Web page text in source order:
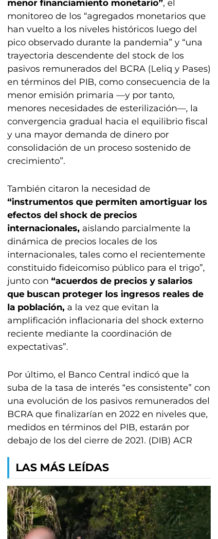
menor financiamiento monetario”, el
monitoreo de los “agregados monetarios que
han vuelto a los niveles históricos luego del
pico observado durante la pandemia” y “una
trayectoria descendente del stock de los
pasivos remunerados del BCRA (Leliq y Pases)
en términos del PIB, como consecuencia de la
menor emisión primaria —y por tanto,
menores necesidades de esterilización—, la
convergencia gradual hacia el equilibrio fiscal
y una mayor demanda de dinero por
consolidación de un proceso sostenido de
crecimiento”.
También citaron la necesidad de
“instrumentos que permiten amortiguar los
efectos del shock de precios
internacionales, aislando parcialmente la
dinámica de precios locales de los
internacionales, tales como el recientemente
constituido fideicomiso público para el trigo”,
junto con “acuerdos de precios y salarios
que buscan proteger los ingresos reales de
la población, a la vez que evitan la
amplificación inflacionaria del shock externo
reciente mediante la coordinación de
expectativas”.
Por último, el Banco Central indicó que la
suba de la tasa de interés “es consistente” con
una evolución de los pasivos remunerados del
BCRA que finalizarían en 2022 en niveles que,
medidos en términos del PIB, estarán por
debajo de los del cierre de 2021. (DIB) ACR
LAS MÁS LEÍDAS